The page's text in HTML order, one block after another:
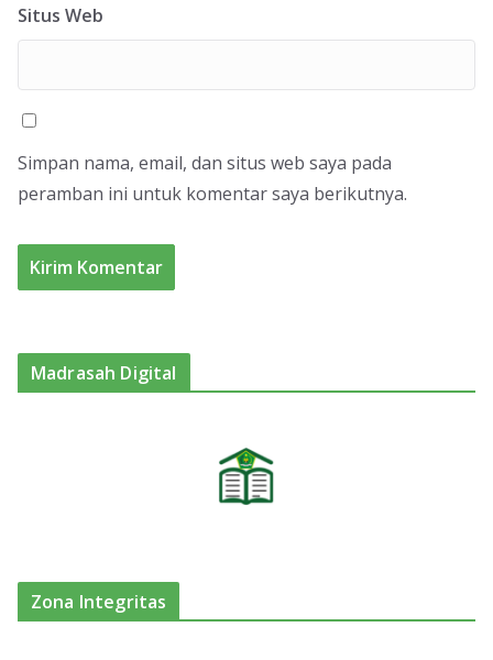
Situs Web
Simpan nama, email, dan situs web saya pada
peramban ini untuk komentar saya berikutnya.
Madrasah Digital
Zona Integritas